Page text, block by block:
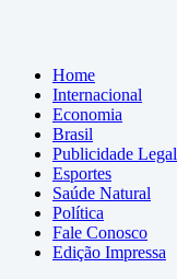
Home
Internacional
Economia
Brasil
Publicidade Legal
Esportes
Saúde Natural
Política
Fale Conosco
Edição Impressa